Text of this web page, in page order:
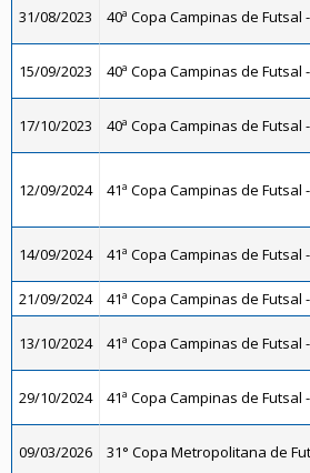
31/08/2023 40ª Copa Campinas de Futsal
15/09/2023 40ª Copa Campinas de Futsal
17/10/2023 40ª Copa Campinas de Futsal
12/09/2024 41ª Copa Campinas de Futsal
14/09/2024 41ª Copa Campinas de Futsal
21/09/2024
41ª Copa Campinas de Futsal
13/10/2024 41ª Copa Campinas de Futsal
29/10/2024 41ª Copa Campinas de Futsal
09/03/2026 31° Copa Metropolitana de